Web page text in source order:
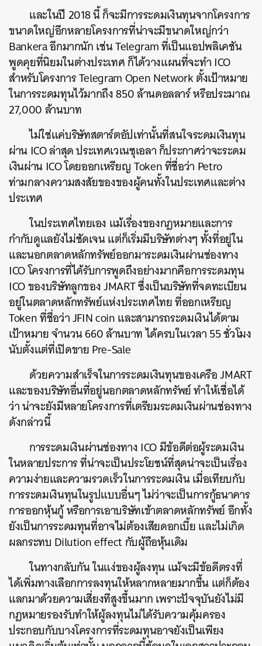
และในปี 2018 นี้ ก็จะมีการระดมเงินทุนจากโครงการ
ขนาดใหญ่อีกหลายโครงการที่น่าจะมีขนาดใหญ่กว่า
Bankera อีกมากนัก เช่น Telegram ที่เป็นแอปพลิเคชัน
พูดคุยที่นิยมในต่างประเทศ ก็ได้วางแผนที่จะทำ ICO
สำหรับโครงการ Telegram Open Network ตั้งเป้าหมาย
ในการระดมทุนไว้มากถึง 850 ล้านดอลลาร์ หรือประมาณ
27,000 ล้านบาท
ไม่ใช่แค่บริษัทสตาร์ตอัปเท่านั้นที่สนใจระดมเงินทุน
ผ่าน ICO ล่าสุด ประเทศเวเนซุเอลา ก็ประกาศว่าจะระดม
เงินผ่าน ICO โดยออกเหรียญ Token ที่ชื่อว่า Petro
ท่ามกลางความสงสัยของของผู้คนทั้งในประเทศและต่าง
ประเทศ
ในประเทศไทยเอง แม้เรื่องของกฎหมายและการ
กำกับดูแลยังไม่ชัดเจน แต่ก็เริ่มมีบริษัทต่างๆ ทั้งที่อยู่ใน
และนอกตลาดหลักทรัพย์ออกมาระดมเงินผ่านช่องทาง
ICO โครงการที่ได้รับการพูดถึงอย่างมากคือการระดมทุน
ICO ของบริษัทลูกของ JMART ซึ่งเป็นบริษัทที่จดทะเบียน
อยู่ในตลาดหลักทรัพย์แห่งประเทศไทย ที่ออกเหรียญ
Token ที่ชื่อว่า JFIN coin และสามารถระดมเงินได้ตาม
เป้าหมาย จำนวน 660 ล้านบาท ได้ครบในเวลา 55 ชั่วโมง
นับตั้งแต่ที่เปิดขาย Pre-Sale
ด้วยความสำเร็จในการระดมเงินทุนของเครือ JMART
และของบริษัทอื่นที่อยู่นอกตลาดหลักทรัพย์ ทำให้เชื่อได้
ว่า น่าจะยังมีหลายโครงการที่เตรียมระดมเงินผ่านช่องทาง
ดังกล่าวนี้
การระดมเงินผ่านช่องทาง ICO มีข้อดีต่อผู้ระดมเงิน
ในหลายประการ ที่น่าจะเป็นประโยชน์ที่สุดน่าจะเป็นเรื่อง
ความง่ายและความรวดเร็วในการระดมเงิน เมื่อเทียบกับ
การระดมเงินทุนในรูปแบบอื่นๆ ไม่ว่าจะเป็นการกู้ธนาคาร
การออกหุ้นกู้ หรือการเอาบริษัทเข้าตลาดหลักทรัพย์ อีกทั้ง
ยังเป็นการระดมทุนที่อาจไม่ต้องเสียดอกเบี้ย และไม่เกิด
ผลกระทบ Dilution effect กับผู้ถือหุ้นเดิม
ในทางกลับกัน ในแง่ของผู้ลงทุน แม้จะมีข้อดีตรงที่
ได้เพิ่มทางเลือกการลงทุนให้หลากหลายมากขึ้น แต่ก็ต้อง
แลกมาด้วยความเสี่ยงทีสูงขึ้นมาก เพราะปัจจุบันยังไม่มี
กฎหมายรองรับทำให้ผู้ลงทุนไม่ได้รับความคุ้มครอง
ประกอบกับบางโครงการที่ระดมทุนอาจยังเป็นเพียง